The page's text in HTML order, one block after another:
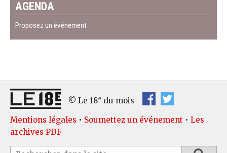
AGENDA
Proposez un événement
© Le 18e du mois
Mentions légales • Soumettez un événement • Les
archives PDF